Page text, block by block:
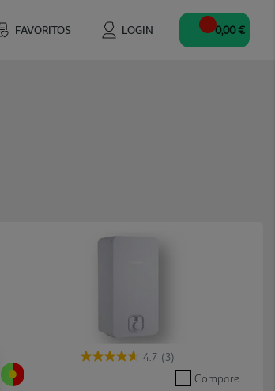
FAVORITOS LOGIN 0,00 €
4.7 (3)
Compare